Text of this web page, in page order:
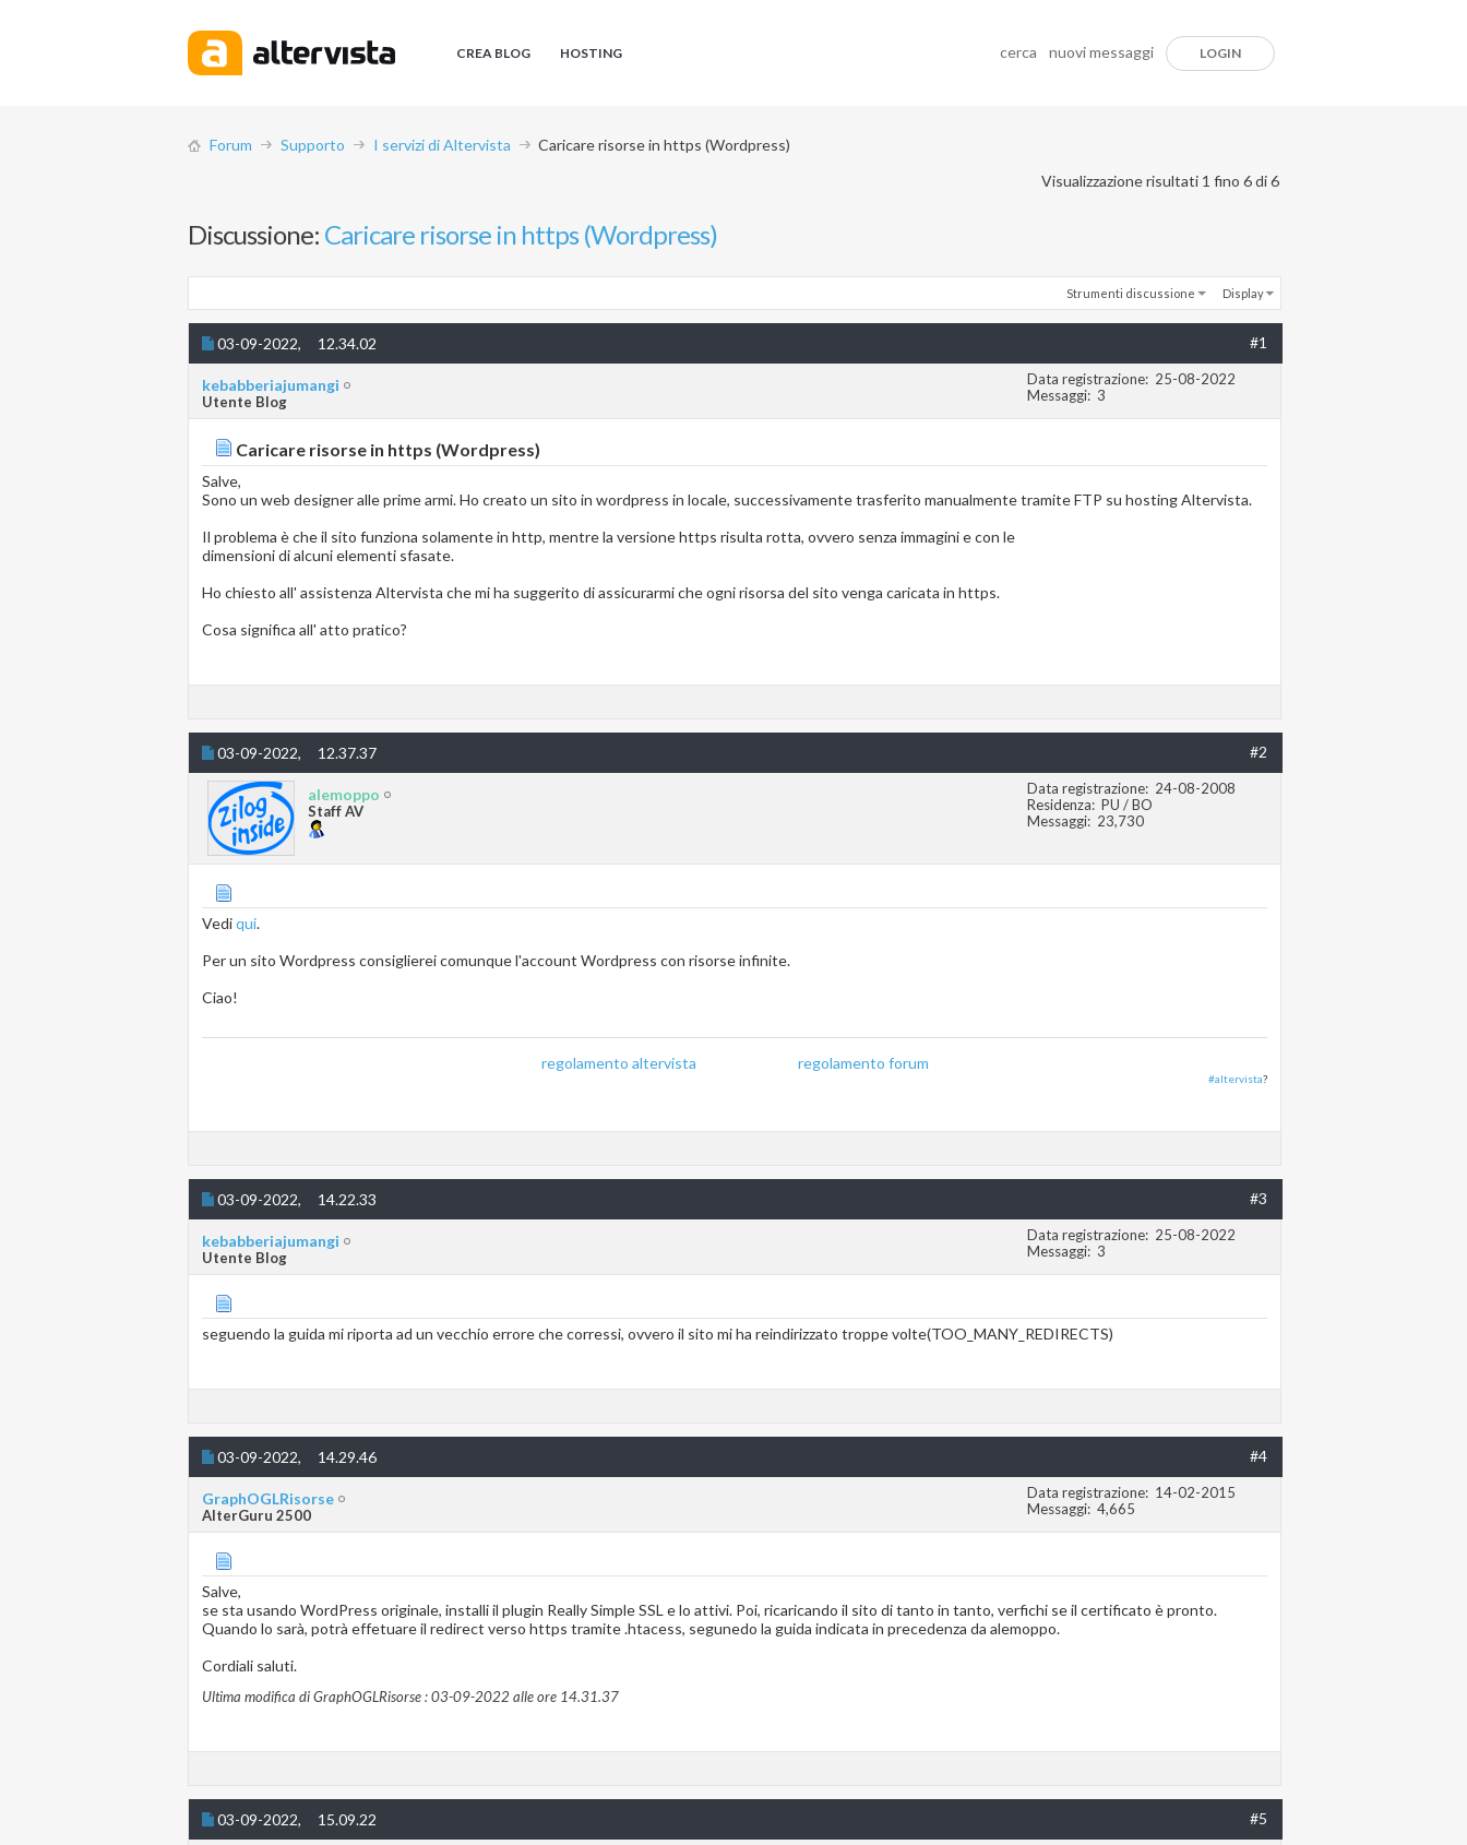
CREA BLOG HOSTING cerca nuovi messaggi LOGIN
Forum Supporto I servizi di Altervista
Caricare risorse in https (Wordpress)
Visualizzazione risultati 1 fino 6 di 6
Discussione: Caricare risorse in https (Wordpress)
Strumenti discussione Display
03-09-2022, 12.34.02 #1
kebabberiajumangi
Utente Blog
Data registrazione
25-08-2022
Messaggi 3
Caricare risorse in https (Wordpress)
Salve,
Sono un web designer alle prime armi. Ho creato un sito in wordpress in locale, successivamente trasferito manualmente tramite FTP su hosting Altervista.
Il problema è che il sito funziona solamente in http, mentre la versione https risulta rotta, ovvero senza immagini e con le
dimensioni di alcuni elementi sfasate.
Ho chiesto all' assistenza Altervista che mi ha suggerito di assicurarmi che ogni risorsa del sito venga caricata in https.
Cosa significa all' atto pratico?
03-09-2022, 12.37.37 #2
alemoppo
Staff AV
Data registrazione
24-08-2008
Residenza
PU / BO
Messaggi
23,730
Vediqui.
Per un sito Wordpress consiglierei comunque l'account Wordpress con risorse infinite.
Ciao!
regolamento altervista regolamento forum
#altervista?
03-09-2022, 14.22.33 #3
kebabberiajumangi
Utente Blog
Data registrazione
25-08-2022
Messaggi 3
seguendo la guida mi riporta ad un vecchio errore che corressi, ovvero il sito mi ha reindirizzato troppe volte(TOO_MANY_REDIRECTS)
03-09-2022, 14.29.46 #4
GraphOGLRisorse
AlterGuru 2500
Data registrazione
14-02-2015
Messaggi 4,665
Salve,
se sta usando WordPress originale, installi il plugin Really Simple SSL e lo attivi. Poi, ricaricando il sito di tanto in tanto, verfichi se il certificato è pronto.
Quando lo sarà, potrà effetuare il redirect verso https tramite .htacess, segunedo la guida indicata in precedenza da alemoppo.
Cordiali saluti.
Ultima modifica di GraphOGLRisorse : 03-09-2022 alle ore 14.31.37
03-09-2022, 15.09.22 #5